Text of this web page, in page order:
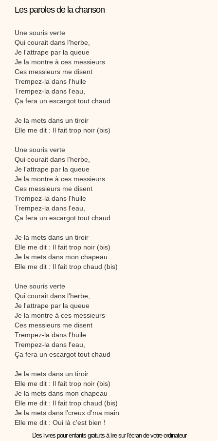
Les paroles de la chanson
Une souris verte
Qui courait dans l'herbe,
Je l'attrape par la queue
Je la montre à ces messieurs
Ces messieurs me disent
Trempez-la dans l'huile
Trempez-la dans l'eau,
Ça fera un escargot tout chaud
Je la mets dans un tiroir
Elle me dit : Il fait trop noir (bis)
Une souris verte
Qui courait dans l'herbe,
Je l'attrape par la queue
Je la montre à ces messieurs
Ces messieurs me disent
Trempez-la dans l'huile
Trempez-la dans l'eau,
Ça fera un escargot tout chaud
Je la mets dans un tiroir
Elle me dit : Il fait trop noir (bis)
Je la mets dans mon chapeau
Elle me dit : Il fait trop chaud (bis)
Une souris verte
Qui courait dans l'herbe,
Je l'attrape par la queue
Je la montre à ces messieurs
Ces messieurs me disent
Trempez-la dans l'huile
Trempez-la dans l'eau,
Ça fera un escargot tout chaud
Je la mets dans un tiroir
Elle me dit : Il fait trop noir (bis)
Je la mets dans mon chapeau
Elle me dit : Il fait trop chaud (bis)
Je la mets dans l'creux d'ma main
Elle me dit : Oui là c'est bien !
Des livres pour enfants gratuits à lire sur l'écran de votre ordinateur